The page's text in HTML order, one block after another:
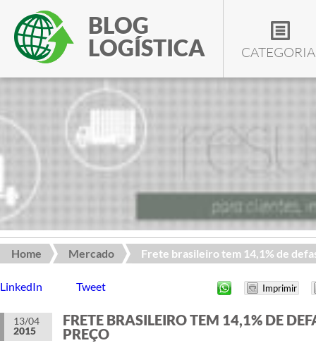
BLOG
LOGÍSTICA
Home Mercado Frete brasileiro tem 14,1% de
LinkedIn Tweet
13/04
2015
FRETE BRASILEIRO TEM 14,1% DE
PREÇO